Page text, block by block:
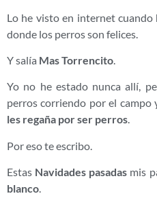
Lo he visto en internet cuando
donde los perros son felices.
Y salía Mas Torrencito.
Yo no he estado nunca allí,
perros corriendo por el campo
les regaña por ser perros.
Por eso te escribo.
Estas Navidades pasadas mis
blanco.